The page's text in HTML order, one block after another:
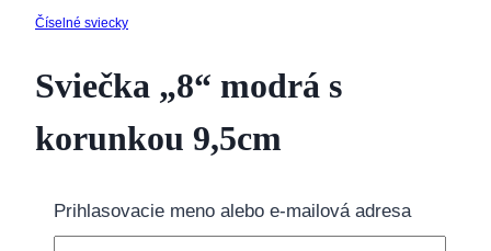
Číselné sviecky
Sviečka „8“ modrá s
korunkou 9,5cm
2.45€
Prihlasovacie meno alebo e-mailová adresa